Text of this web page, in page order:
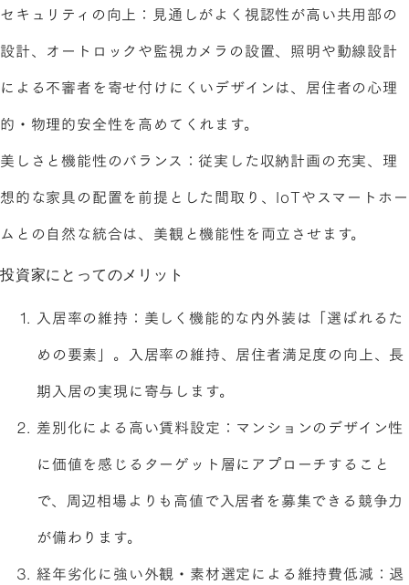
セキュリティの向上：見通しがよく視認性が高い共用部の
設計、オートロックや監視カメラの設置、照明や動線設計
による不審者を寄せ付けにくいデザインは、居住者の心理
的・物理的安全性を高めてくれます。
美しさと機能性のバランス：従実した収納計画の充実、理
想的な家具の配置を前提とした間取り、IoTやスマートホー
ムとの自然な統合は、美観と機能性を両立させます。
投資家にとってのメリット
入居率の維持：美しく機能的な内外装は「選ばれるた
めの要素」。入居率の維持、居住者満足度の向上、長
期入居の実現に寄与します。
差別化による高い賃料設定：マンションのデザイン性
に価値を感じるターゲット層にアプローチすること
で、周辺相場よりも高値で入居者を募集できる競争力
が備わります。
経年劣化に強い外観・素材選定による維持費低減：退